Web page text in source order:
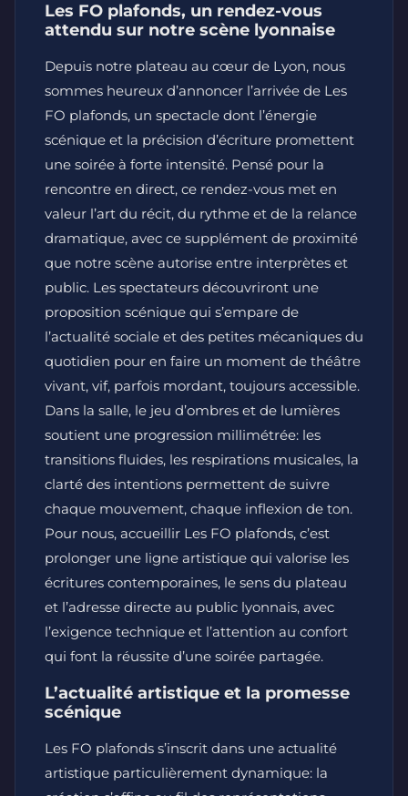
Les FO plafonds, un rendez-vous
attendu sur notre scène lyonnaise
Depuis notre plateau au cœur de Lyon, nous
sommes heureux d’annoncer l’arrivée de Les
FO plafonds, un spectacle dont l’énergie
scénique et la précision d’écriture promettent
une soirée à forte intensité. Pensé pour la
rencontre en direct, ce rendez-vous met en
valeur l’art du récit, du rythme et de la relance
dramatique, avec ce supplément de proximité
que notre scène autorise entre interprètes et
public. Les spectateurs découvriront une
proposition scénique qui s’empare de
l’actualité sociale et des petites mécaniques du
quotidien pour en faire un moment de théâtre
vivant, vif, parfois mordant, toujours accessible.
Dans la salle, le jeu d’ombres et de lumières
soutient une progression millimétrée: les
transitions fluides, les respirations musicales, la
clarté des intentions permettent de suivre
chaque mouvement, chaque inflexion de ton.
Pour nous, accueillir Les FO plafonds, c’est
prolonger une ligne artistique qui valorise les
écritures contemporaines, le sens du plateau
et l’adresse directe au public lyonnais, avec
l’exigence technique et l’attention au confort
qui font la réussite d’une soirée partagée.
L’actualité artistique et la promesse
scénique
Les FO plafonds s’inscrit dans une actualité
artistique particulièrement dynamique: la